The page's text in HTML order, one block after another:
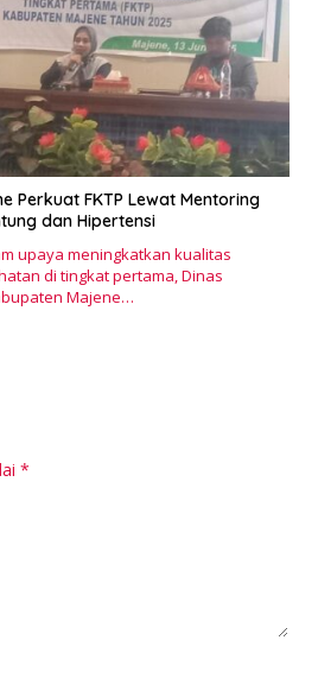
Perkuat FKTP Lewat Mentoring
dan Hipertensi
upaya meningkatkan kualitas
di tingkat pertama, Dinas
Majene…
*